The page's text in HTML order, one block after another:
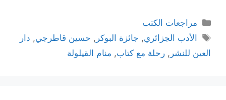
التصنيفات
مراجعات الكتب
الوسوم
الأدب الجزائري, جائزة البوكر , حسين قاطرجي, دار
العين للنشر , رحلة مع كتاب, منام القيلولة